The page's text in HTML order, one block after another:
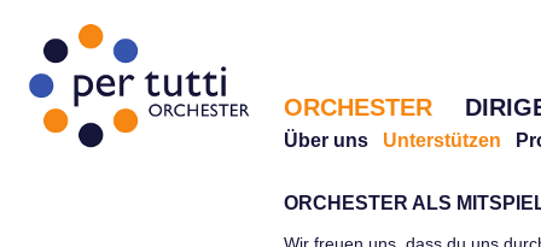
ORCHESTER
Über uns Unterstützen
ORCHESTER ALS